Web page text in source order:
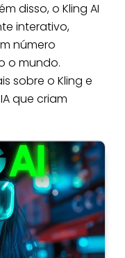
disso, o Kling AI
interativo,
número
o mundo.
sobre o Kling e
que criam